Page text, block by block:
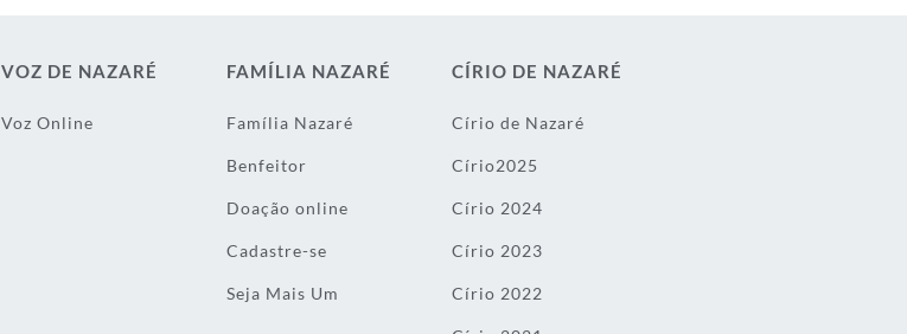
VOZ DE NAZARÉ
Voz Online
FAMÍLIA NAZARÉ
Família Nazaré
Benfeitor
Doação online
Cadastre-se
Seja Mais Um
CÍRIO DE NAZARÉ
Círio de Nazaré
Círio2025
Círio 2024
Círio 2023
Círio 2022